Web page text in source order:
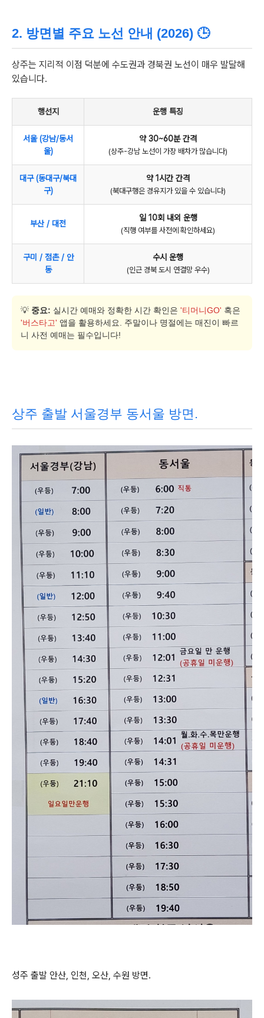
2. 방면별 주요 노선 안내 (2026) 🕒
상주는 지리적 이점 덕분에 수도권과 경북권 노선이 매우 발달해
있습니다.
행선지 운행 특징
서울 (강남/동서
울)
약 30~60분 간격
(상주-강남 노선이 가장 배차가 많습니다)
대구 (동대구/북대
구)
약 1시간 간격
(북대구행은 경유지가 있을 수 있습니다)
부산 / 대전
일 10회 내외 운행
(직행 여부를 사전에 확인하세요)
구미 / 점촌 / 안
동
수시 운행
(인근 경북 도시 연결망 우수)
💡 중요: 실시간 예매와 정확한 시간 확인은 '티머니GO' 혹은
'버스타고' 앱을 활용하세요. 주말이나 명절에는 매진이 빠르
니 사전 예매는 필수입니다!
상주 출발 서울경부 동서울 방면.
성주 출발 안산, 인천, 오산, 수원 방면.